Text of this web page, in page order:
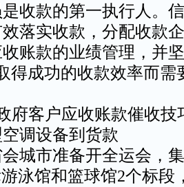
收款的第一执行人。
落实收款，分配收款
账款的业绩管理，并
得成功的收款效率而需
府客户应收账款催收技
调设备到货款
城市准备开全运会，
泳馆和篮球馆2个标段